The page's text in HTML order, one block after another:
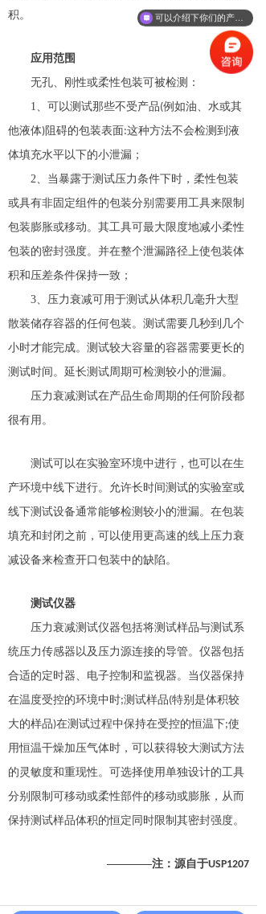
积 。
应用范围
无孔、刚性或柔性包装可被检测 ：
1、可以测试那些不受产品(例如油、水或其
他液体)阻碍的包装表面:这种方法不会检测到液
体填充水平以下的小泄漏；
2、当暴露于测试压力条件下时，柔性包装
或具有非固定组件的包装分别需要用工具来限制
包装膨胀或移动。其工具可最大限度地减小柔性
包装的密封强度。并在整个泄漏路径上使包装体
积和压差条件保持一致；
3、压力衰减可用于测试从体积几毫升大型
散装储存容器的任何包装 。 测试需要几秒到几个
小时才能完成。测试较大容量的容器需要更长的
测试时间。延长测试周期可检测较小的泄漏。
压力衰减测试在产品生命周期的任何阶段都
很有用。
测试可以在实验室环境中进行，也可以在生
产环境中线下进行。允许长时间测试的实验室或
线下测试设备通常能够检测较小的泄漏。在包装
填充和封闭之前，可以使用更高速的线上压力衰
减设备来检查开口包装中的缺陷。
测试仪器
压力衰减测试仪器包括将测试样品与测试系
统压力传感器以及压力源连接的导管。仪器包括
合适的定时器、电子控制和监视器。当仪器保持
在温度受控的环境中时;测试样品(特别是体积较
大的样品)在测试过程中保持在受控的恒温下;使
用恒温干燥加压气体时，可以获得较大测试方法
的灵敏度和重现性。可选择使用单独设计的工具
分别限制可移动或柔性部件的移动或膨胀，从而
保持测试样品体积的恒定同时限制其密封强度。
————注：源自于USP1207
可以介绍下你们的产品么